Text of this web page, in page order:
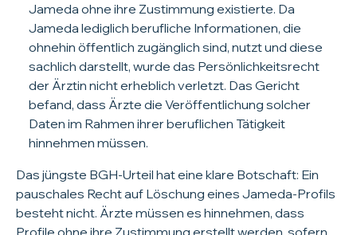
Jameda ohne ihre Zustimmung existierte. Da
Jameda lediglich berufliche Informationen, die
ohnehin öffentlich zugänglich sind, nutzt und diese
sachlich darstellt, wurde das Persönlichkeitsrecht
der Ärztin nicht erheblich verletzt. Das Gericht
befand, dass Ärzte die Veröffentlichung solcher
Daten im Rahmen ihrer beruflichen Tätigkeit
hinnehmen müssen.
Das jüngste BGH-Urteil hat eine klare Botschaft: Ein
pauschales Recht auf Löschung eines Jameda-Profils
besteht nicht. Ärzte müssen es hinnehmen, dass